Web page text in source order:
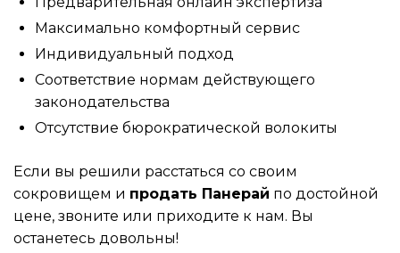
Максимально комфортный сервис
Индивидуальный подход
Соответствие нормам действующего
законодательства
Отсутствие бюрократической волокиты
Если вы решили расстаться со своим
сокровищем и продать Панерай по достойной
цене, звоните или приходите к нам. Вы
останетесь довольны!